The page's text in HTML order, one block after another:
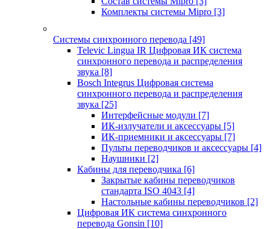
Комплекты системы Mipro [3]
Системы синхронного перевода [49]
Televic Lingua IR Цифровая ИК система
синхронного перевода и распределения
звука [8]
Bosch Integrus Цифровая система
синхронного перевода и распределения
звука [25]
Интерфейсные модули [7]
ИК-излучатели и аксессуары [5]
ИК-приемники и аксессуары [7]
Пульты переводчиков и аксессуары [4]
Наушники [2]
Кабины для переводчика [6]
Закрытые кабины переводчиков
стандарта ISO 4043 [4]
Настольные кабины переводчиков [2]
Цифровая ИК система синхронного
перевода Gonsin [10]